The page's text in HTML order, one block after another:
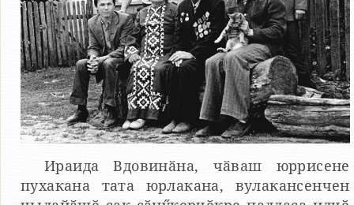
Ираида Вдовинӑна, чӑваш юррисене
пухакана тата юрлакана, вулакансенчен